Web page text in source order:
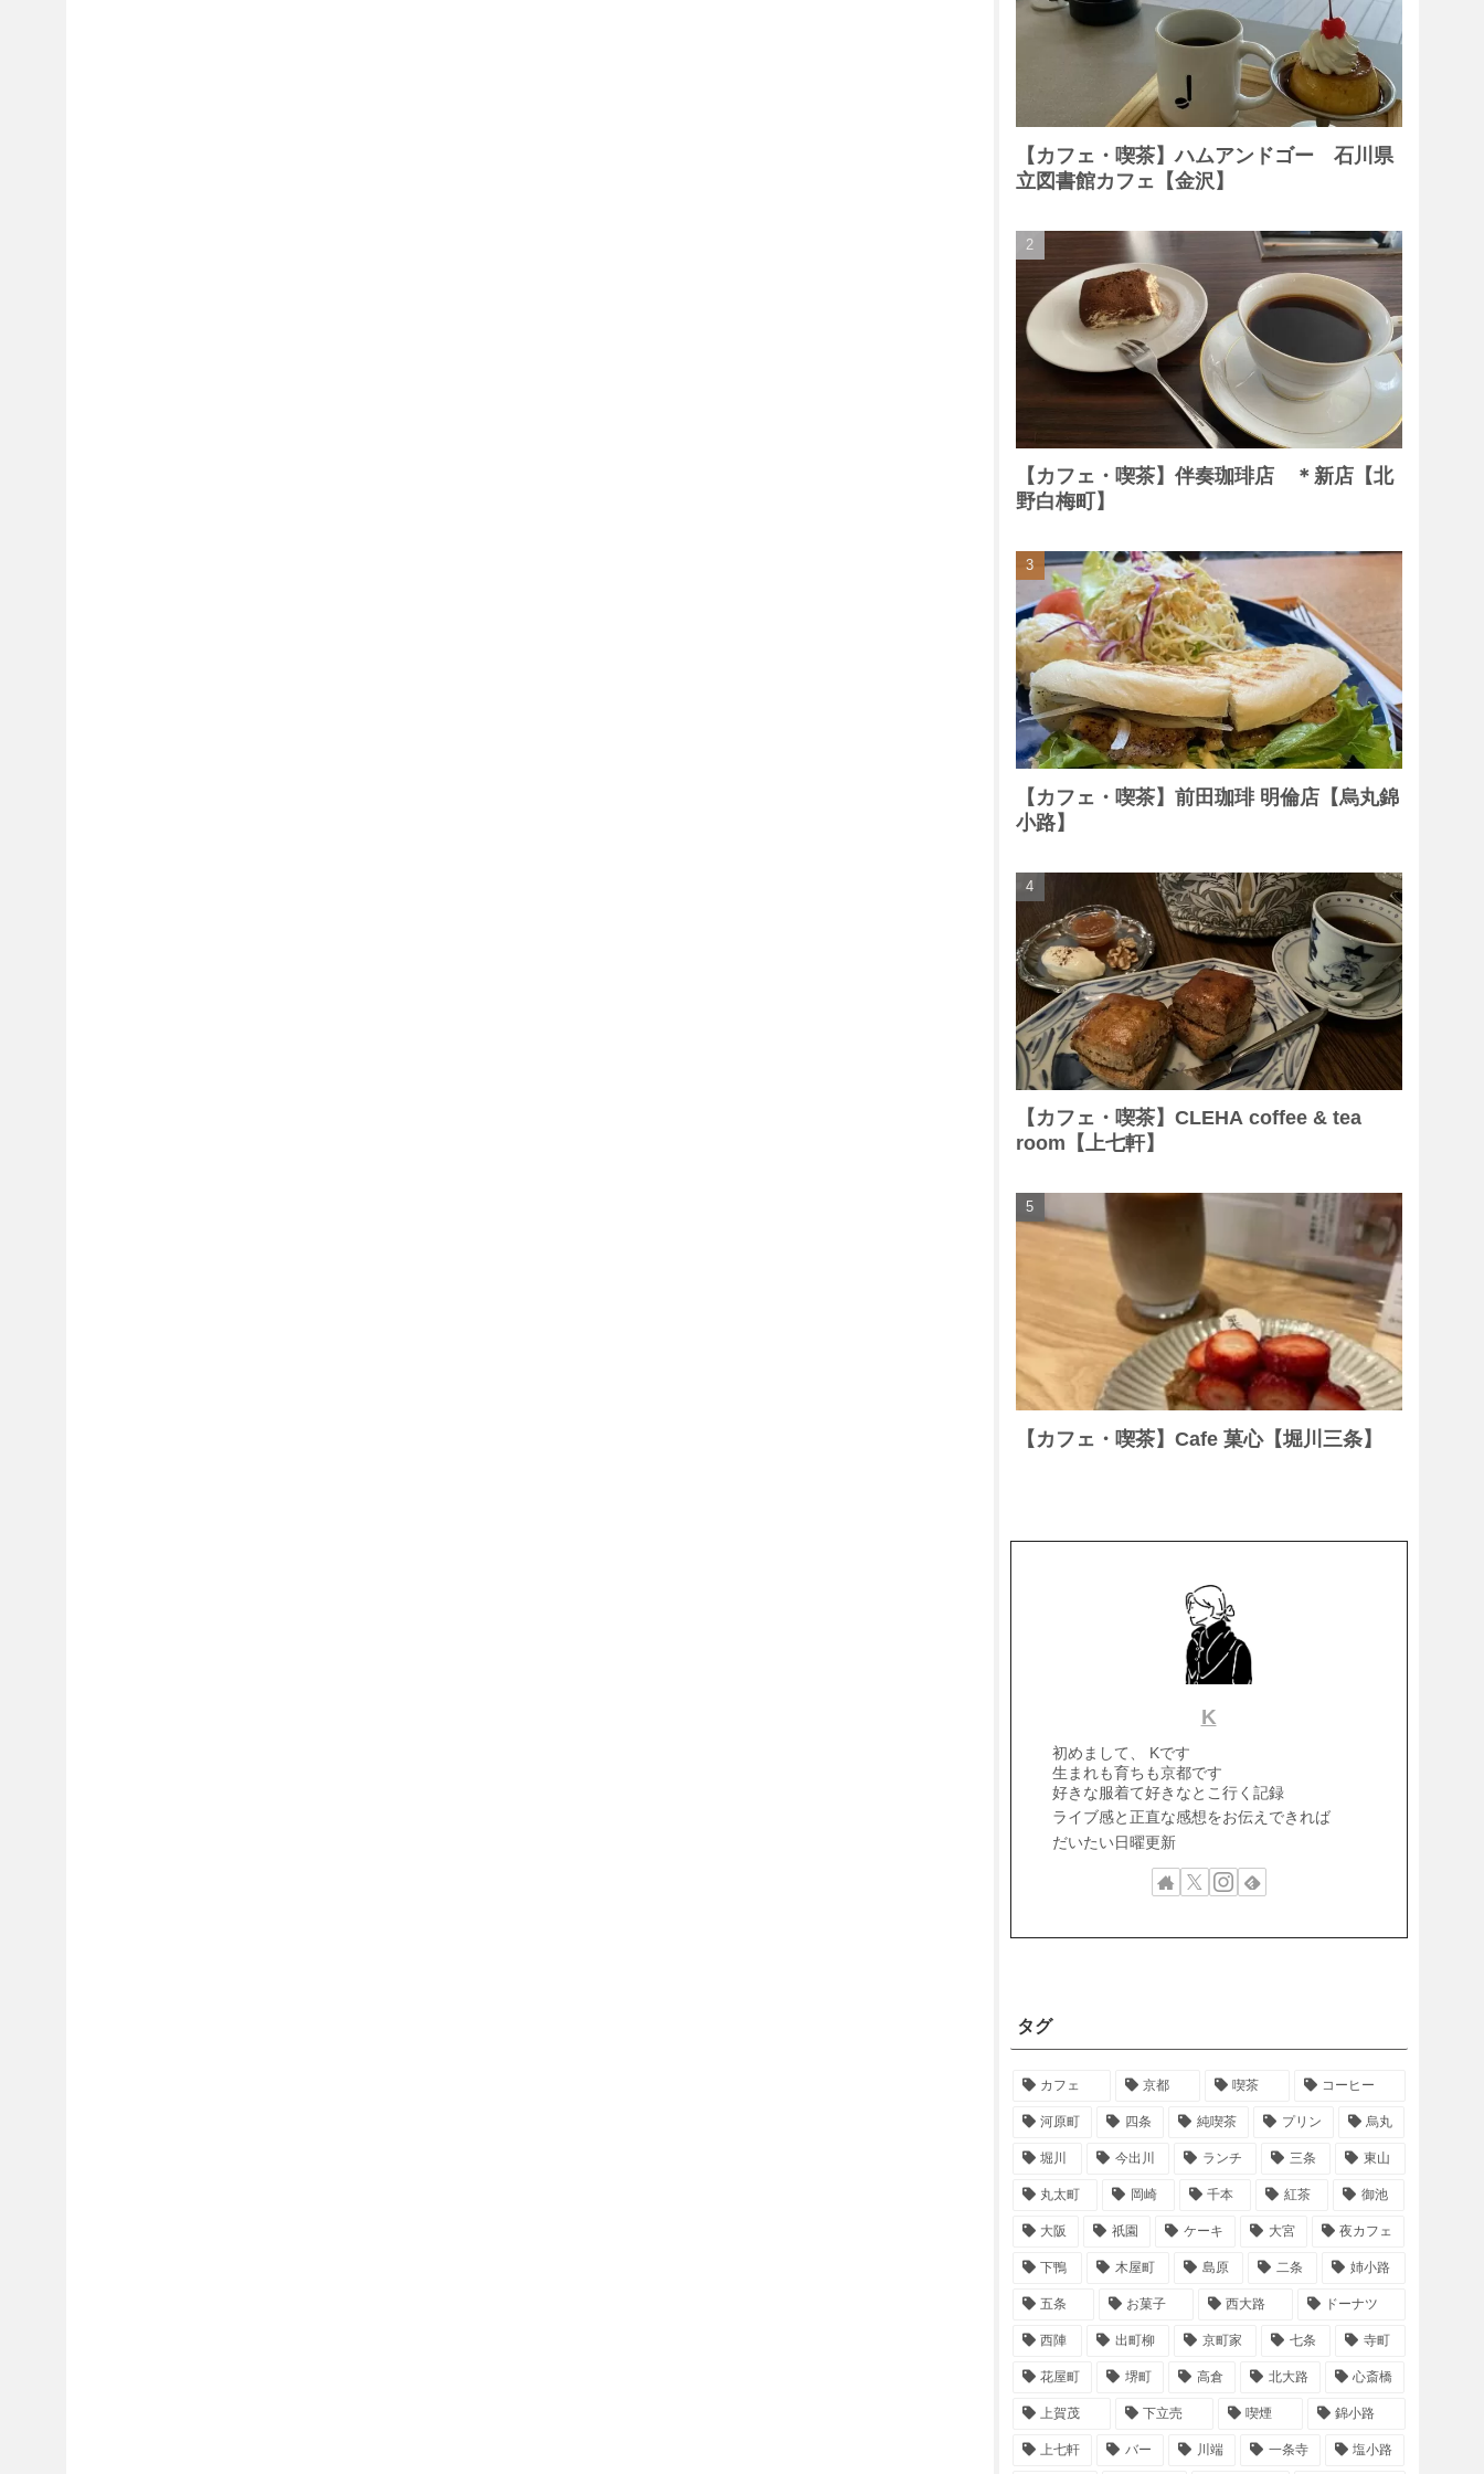
【カフェ・喫茶】ハムアンドゴー 石川県
立図書館カフェ【金沢】
【カフェ・喫茶】伴奏珈琲店 ＊新店【北
野白梅町】
【カフェ・喫茶】前田珈琲 明倫店【烏丸錦
小路】
【カフェ・喫茶】CLEHA coffee & tea
room【上七軒】
【カフェ・喫茶】Cafe 菓心【堀川三条】
K
初めまして、 Kです
生まれも育ちも京都です
好きな服着て好きなとこ行く記録
ライブ感と正直な感想をお伝えできれば
だいたい日曜更新
タグ
カフェ 京都 喫茶 コーヒー
河原町 四条 純喫茶 プリン 烏丸
堀川 今出川 ランチ 三条 東山
丸太町 岡崎 千本 紅茶 御池
大阪 祇園 ケーキ 大宮 夜カフェ
下鴨 木屋町 島原 二条 姉小路
五条 お菓子 西大路 ドーナツ
西陣 出町柳 京町家 七条 寺町
花屋町 堺町 高倉 北大路 心斎橋
上賀茂 下立売 喫煙 錦小路
上七軒 バー 川端 一条寺 塩小路